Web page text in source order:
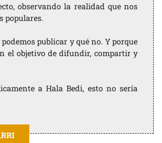
observando la realidad que nos
populares.
publicar y qué no. Y porque
el objetivo de difundir, compartir y
a Hala Bedi, esto no sería